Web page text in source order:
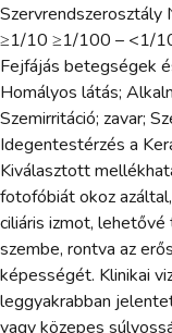
Szervrendszerosztály
≥1/10 ≥1/100 – <1/
Fejfájás betegségek
Homályos látás;
Szemirritáció; zavar;
Idegentestérzés a
Kiválasztott
fotofóbiát okoz
ciliáris izmot,
szembe, rontva az
képességét. Klinikai
leggyakrabban
vagy közepes